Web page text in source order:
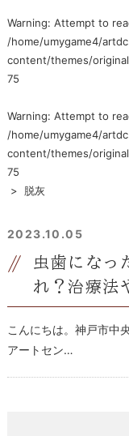
Warning: Attempt to
/home/umygame4/
content/themes/
75
Warning: Attempt to
/home/umygame4/
content/themes/
75
>
脱灰
2023.10.05
虫歯になっ
れ？治療法
こんにちは。神戸市中
アートセン…